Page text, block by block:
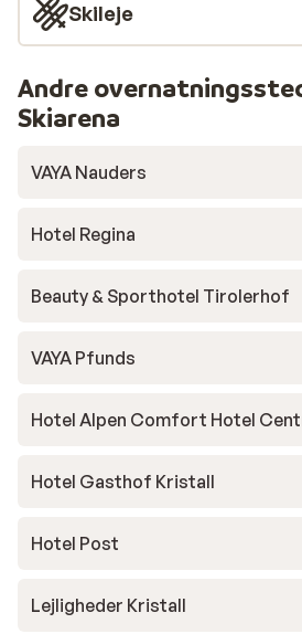
Skileje
Andre
Skiarena
VAYA Nauders
Hotel Regina
Beauty & Sporthotel Tirolerhof
VAYA Pfunds
Hotel Alpen Comfort Hotel
Hotel Gasthof Kristall
Hotel Post
Lejligheder Kristall